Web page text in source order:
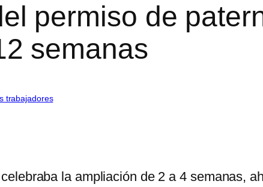
permiso de
semanas
trabajadores
la ampliación de 2 a 4 semanas,